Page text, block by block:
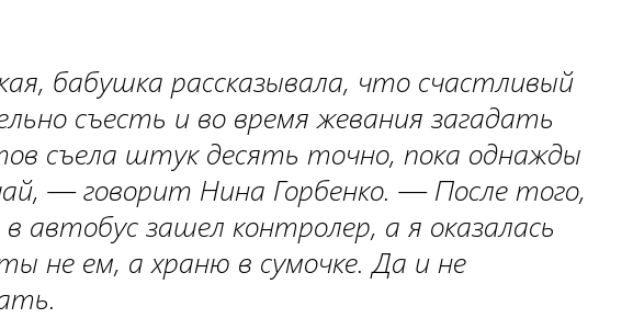
бабушка рассказывала, что счастливый
съесть и во время жевания загадать
съела штук десять точно, пока однажды
— говорит Нина Горбенко. — После того,
автобус зашел контролер, а я оказалась
не ем, а храню в сумочке. Да и не